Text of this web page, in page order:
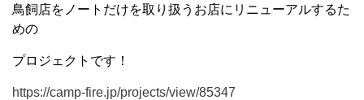
鳥飼店をノートだけを取り扱うお店にリニューアルするた
めの
プロジェクトです！
https://camp-fire.jp/projects/view/85347